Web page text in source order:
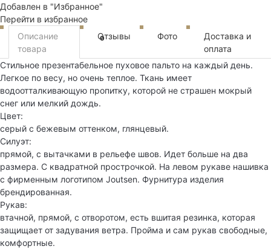
Добавлен в "Избранное"
Перейти в избранное
Описание
товара
Отзывы
0 Фото
Доставка и
оплата
Стильное презентабельное пуховое пальто на каждый день.
Легкое по весу, но очень теплое. Ткань имеет
водоотталкивающую пропитку, которой не страшен мокрый
снег или мелкий дождь.
Цвет:
серый с бежевым оттенком, глянцевый.
Силуэт:
прямой, с вытачками в рельефе швов. Идет больше на два
размера. С квадратной прострочкой. На левом рукаве нашивка
с фирменным логотипом Joutsen. Фурнитура изделия
брендированная.
Рукав:
втачной, прямой, с отворотом, есть вшитая резинка, которая
защищает от задувания ветра. Пройма и сам рукав свободные,
комфортные.